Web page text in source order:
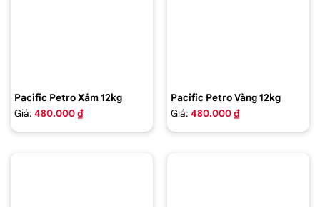
Pacific Petro Xám 12kg
Giá: 480.000 ₫
Pacific Petro Vàng 12kg
Giá: 480.000 ₫